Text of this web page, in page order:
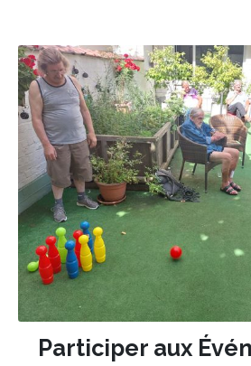
Participer aux